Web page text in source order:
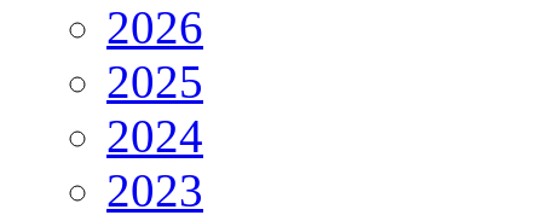
2026
2025
2024
2023